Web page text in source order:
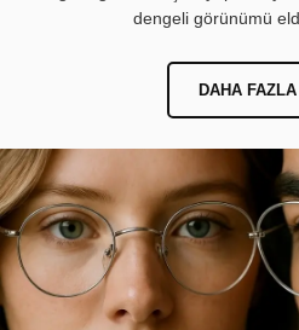
dengeli görünümü
DAHA FAZLA